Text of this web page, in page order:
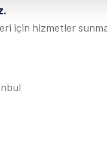
için hizmetler